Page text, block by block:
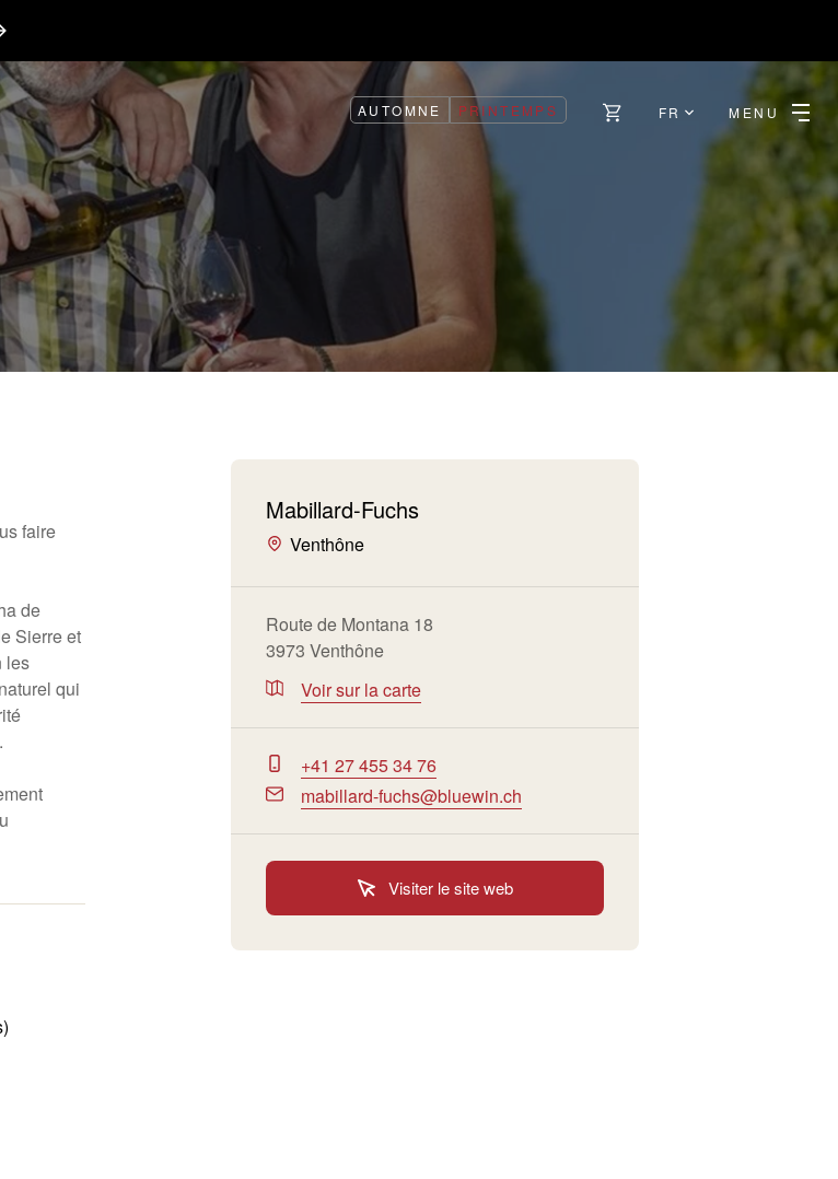
AUTOMNE PRINTEMPS FR MENU
faire
de
Sierre et
les
qui
Mabillard-Fuchs
Venthône
Route de Montana 18
3973 Venthône
Voir sur la carte
+41 27 455 34 76
mabillard-fuchs@bluewin.ch
Visiter le site web